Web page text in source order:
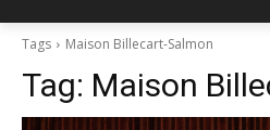
Tags Maison Billecart-Salmon
Tag: Maison